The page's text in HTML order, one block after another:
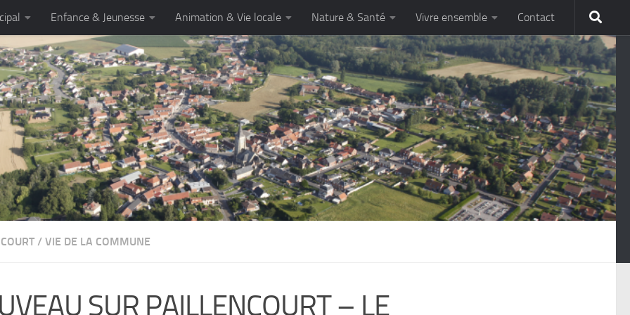
Enfance & Jeunesse Animation & Vie locale Nature & Santé Vivre ensemble Contact
/ VIE DE LA COMMUNE
SUR PAILLENCOURT – LE